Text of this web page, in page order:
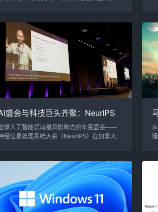
息，还引发了业内对大模型架构和技术实力的
广泛讨论。主要内容亮点OpenAI的模型参数论
文中提到，OpenAI的o1-preview模型约有
300B参数，而GPT-4o模型的参数约为200B，
令人震惊的是，GPT-4o...
盛会与科技巨头齐聚：NeurIPS
会见证人工智能未来
球人工智能领域最具影响力的年度盛会——
经信息处理系统大会（NeurIPS）在加拿大温
域的技术前沿展示场，更是科技巨头和风险投
资人争相发声的重要平台。AI领袖齐聚，共话
未来趋势今年的NeurIPS大会上，AI领域的顶级
者和企业领袖纷纷登台，分享对技术发展的
刻见解。OpenAI前首席科学家Ilya Suts...